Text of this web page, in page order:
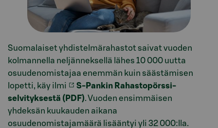
Suomalaiset yhdistelmärahastot saivat vuoden
kolmannella neljänneksellä lähes 10 000 uutta
osuudenomistajaa enemmän kuin säästämisen
lopetti, käy ilmi
S-Pankin Rahastopörssi-
selvityksestä (PDF). Vuoden ensimmäisen
yhdeksän kuukauden aikana
osuudenomistajamäärä lisääntyi yli 32 000:lla.